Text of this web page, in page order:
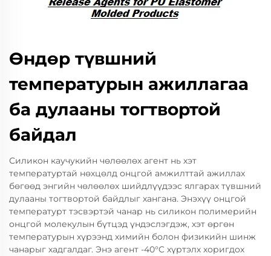
Өндөр түвшний
температурын ажиллагаа
ба дулааны тогтвортой
байдал
Силикон каучукийн чөлөөлөх агент нь хэт
температуртай нөхцөлд онцгой амжилттай ажиллах
бөгөөд энгийн чөлөөлөх шийдлүүдээс ялгарах түвшний
дулааны тогтвортой байдлыг хангана. Энэхүү онцгой
температурт тэсвэртэй чанар нь силикон полимерийн
онцгой молекулын бүтцэд үндэслэгдэж, хэт өргөн
температурын хүрээнд химийн болон физикийн шинж
чанарыг хадгалдаг. Энэ агент -40°C хүртэлх хоригдох